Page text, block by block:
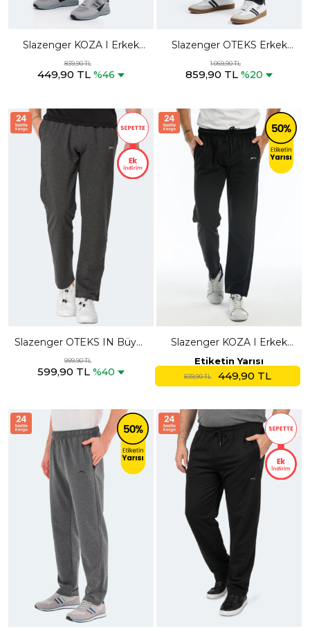
Slazenger KOZA I Erkek
Cepli Koyu Gri Eşofman Altı
839,90 TL
449,90 TL %46
Slazenger OTEKS Erkek
Cepli Siyah Eşofman Altı
1.069,90 TL
859,90 TL %20
Slazenger OTEKS IN Büyük
Beden Erkek Cepli Koyu Gri
Eşofman Altı
999,90 TL
599,90 TL %40
Slazenger KOZA I Erkek
Cepli Siyah Eşofman Altı
Etiketin Yarısı
839,90 TL 449,90 TL